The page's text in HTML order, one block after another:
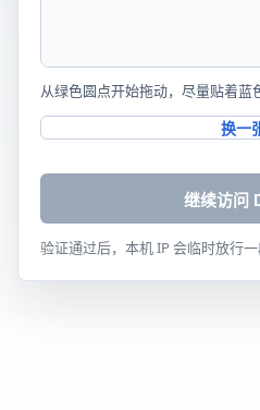
从绿色圆点开始拖动，尽量贴着蓝
换一
继续访问
验证通过后，本机 IP 会临时放行一